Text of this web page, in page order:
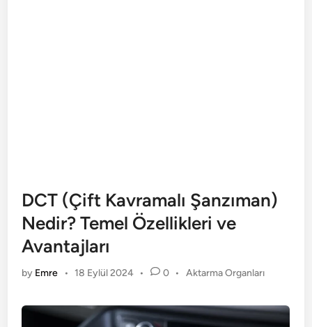
DCT (Çift Kavramalı Şanzıman)
Nedir? Temel Özellikleri ve
Avantajları
by Emre • 18 Eylül 2024 • 0 •
Posted
Aktarma Organları